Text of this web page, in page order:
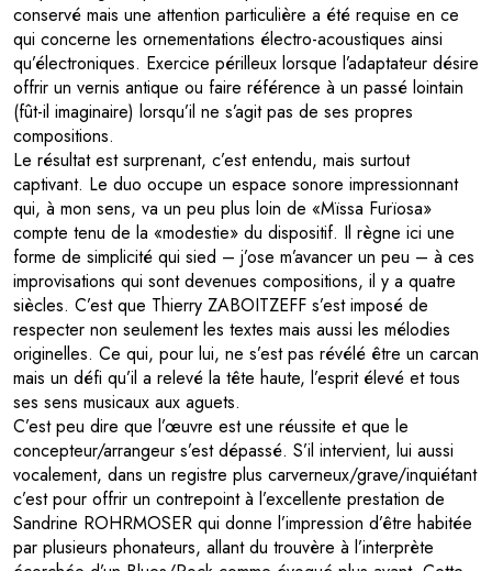
conservé mais une attention particulière a été requise en ce
qui concerne les ornementations électro-acoustiques ainsi
qu’électroniques. Exercice périlleux lorsque l’adaptateur désire
offrir un vernis antique ou faire référence à un passé lointain
(fût-il imaginaire) lorsqu’il ne s’agit pas de ses propres
compositions.
Le résultat est surprenant, c’est entendu, mais surtout
captivant. Le duo occupe un espace sonore impressionnant
qui, à mon sens, va un peu plus loin de «Mïssa Furïosa»
compte tenu de la «modestie» du dispositif. Il règne ici une
forme de simplicité qui sied – j’ose m’avancer un peu – à ces
improvisations qui sont devenues compositions, il y a quatre
siècles. C’est que Thierry ZABOITZEFF s’est imposé de
respecter non seulement les textes mais aussi les mélodies
originelles. Ce qui, pour lui, ne s’est pas révélé être un carcan
mais un défi qu’il a relevé la tête haute, l’esprit élevé et tous
ses sens musicaux aux aguets.
C’est peu dire que l’œuvre est une réussite et que le
concepteur/arrangeur s’est dépassé. S’il intervient, lui aussi
vocalement, dans un registre plus carverneux/grave/inquiétant
c’est pour offrir un contrepoint à l’excellente prestation de
Sandrine ROHRMOSER qui donne l’impression d’être habitée
par plusieurs phonateurs, allant du trouvère à l’interprète